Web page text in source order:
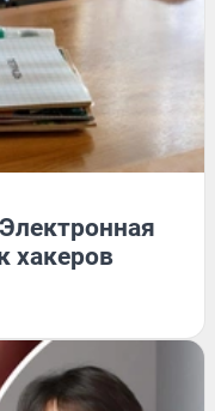
хакеров